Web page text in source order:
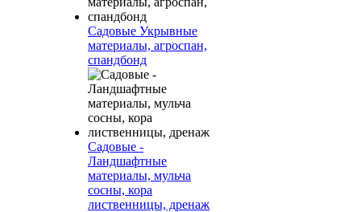
Садовые Укрывные
материалы, агроспан,
спандбонд
Садовые -
Ландшафтные
материалы, мульча
сосны, кора
лиственницы, дренаж